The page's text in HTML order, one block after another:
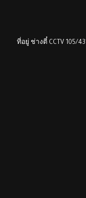
ที่อยู่ ช่างตี๋ CCTV